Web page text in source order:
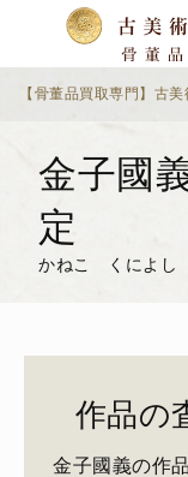
【骨董品買取専門】古
金子國
定
かねこ くによし
作品の
金子國義の作